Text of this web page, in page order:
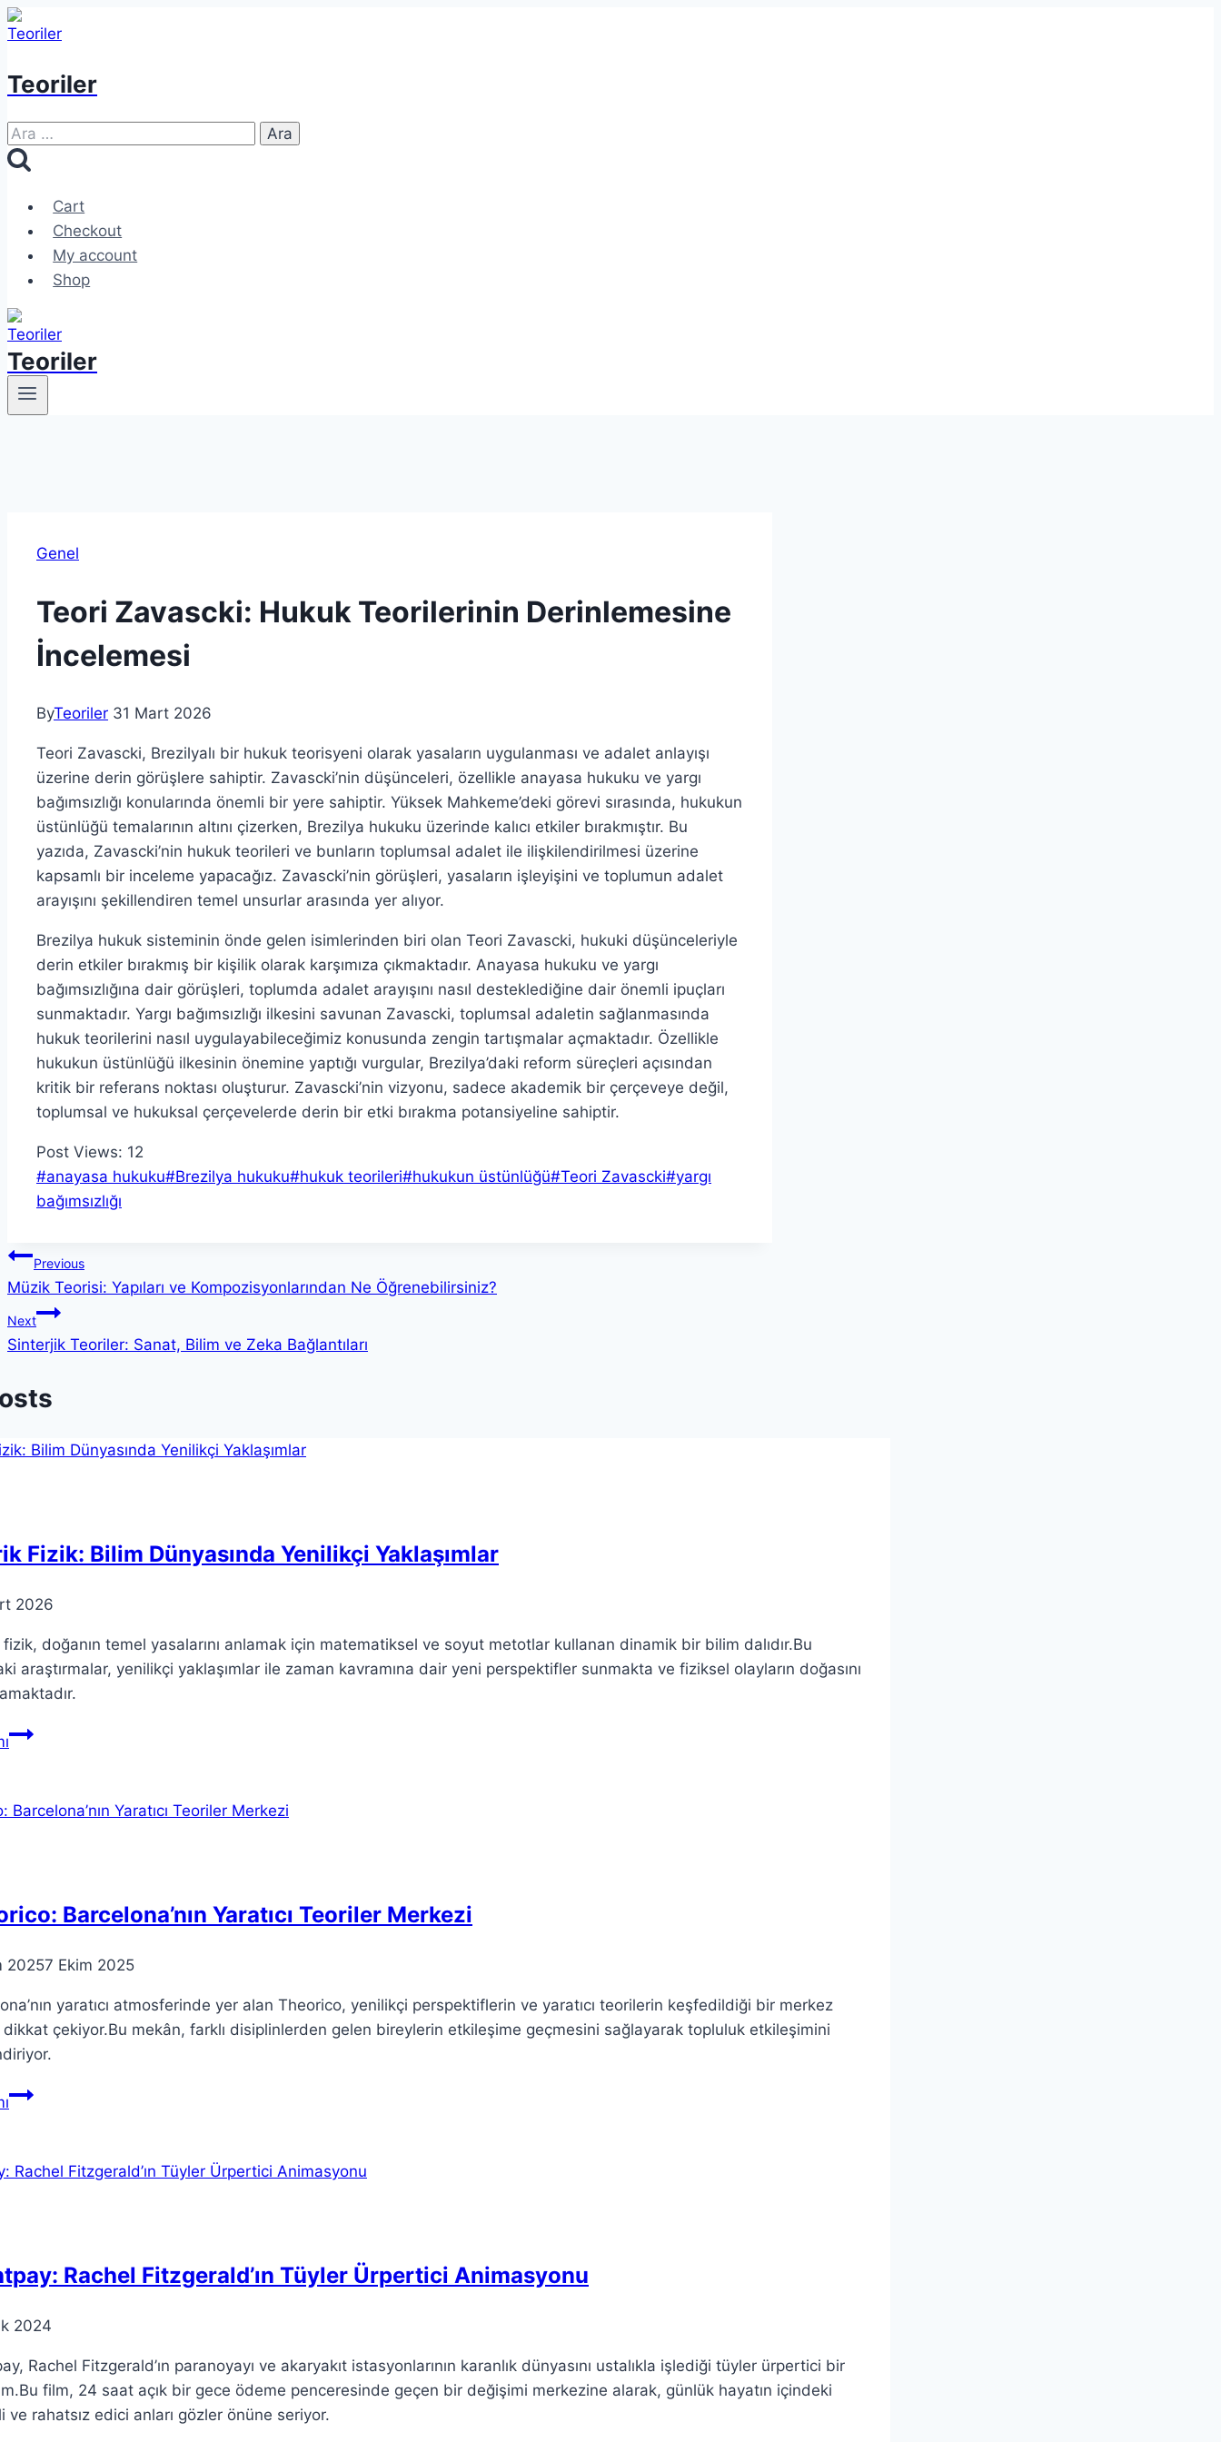
Skip
to
Teoriler
Arama:
Cart
Checkout
My account
Shop
Teoriler
Genel
Teori Zavascki: Hukuk Teorilerinin Derinlemesine
İncelemesi
ByTeoriler 31 Mart 2026
Teori Zavascki, Brezilyalı bir hukuk teorisyeni olarak yasaların uygulanması ve adalet anlayışı
üzerine derin görüşlere sahiptir. Zavascki’nin düşünceleri, özellikle anayasa hukuku ve yargı
bağımsızlığı konularında önemli bir yere sahiptir. Yüksek Mahkeme’deki görevi sırasında, hukukun
üstünlüğü temalarının altını çizerken, Brezilya hukuku üzerinde kalıcı etkiler bırakmıştır. Bu
yazıda, Zavascki’nin hukuk teorileri ve bunların toplumsal adalet ile ilişkilendirilmesi üzerine
kapsamlı bir inceleme yapacağız. Zavascki’nin görüşleri, yasaların işleyişini ve toplumun adalet
arayışını şekillendiren temel unsurlar arasında yer alıyor.
Brezilya hukuk sisteminin önde gelen isimlerinden biri olan Teori Zavascki, hukuki düşünceleriyle
derin etkiler bırakmış bir kişilik olarak karşımıza çıkmaktadır. Anayasa hukuku ve yargı
bağımsızlığına dair görüşleri, toplumda adalet arayışını nasıl desteklediğine dair önemli ipuçları
sunmaktadır. Yargı bağımsızlığı ilkesini savunan Zavascki, toplumsal adaletin sağlanmasında
hukuk teorilerini nasıl uygulayabileceğimiz konusunda zengin tartışmalar açmaktadır. Özellikle
hukukun üstünlüğü ilkesinin önemine yaptığı vurgular, Brezilya’daki reform süreçleri açısından
kritik bir referans noktası oluşturur. Zavascki’nin vizyonu, sadece akademik bir çerçeveye değil,
toplumsal ve hukuksal çerçevelerde derin bir etki bırakma potansiyeline sahiptir.
Post Views: 12
Post
Tags:
#anayasa hukuku#Brezilya hukuku#hukuk teorileri#hukukun üstünlüğü#Teori Zavascki#yargı
bağımsızlığı
Yazı
gezinmesi
Previous
Müzik Teorisi: Yapıları ve Kompozisyonlarından Ne Öğrenebilirsiniz?
Next
Sinterjik Teoriler: Sanat, Bilim ve Zeka Bağlantıları
Fizik: Bilim Dünyasında Yenilikçi Yaklaşımlar
2026
doğanın temel yasalarını anlamak için matematiksel ve soyut metotlar kullanan dinamik bir bilim dalıdır.Bu
araştırmalar, yenilikçi yaklaşımlar ile zaman kavramına dair yeni perspektifler sunmakta ve fiziksel olayların doğasını
Teorik
Dünyasında
Barcelona’nın Yaratıcı Teoriler Merkezi
20257 Ekim 2025
yaratıcı atmosferinde yer alan Theorico, yenilikçi perspektiflerin ve yaratıcı teorilerin keşfedildiği bir merkez
çekiyor.Bu mekân, farklı disiplinlerden gelen bireylerin etkileşime geçmesini sağlayarak topluluk etkileşimini
Theorico:
Teoriler
Rachel Fitzgerald’ın Tüyler Ürpertici Animasyonu
2024
Rachel Fitzgerald’ın paranoyayı ve akaryakıt istasyonlarının karanlık dünyasını ustalıkla işlediği tüyler ürpertici bir
film, 24 saat açık bir gece ödeme penceresinde geçen bir değişimi merkezine alarak, günlük hayatın içindeki
ve rahatsız edici anları gözler önüne seriyor.